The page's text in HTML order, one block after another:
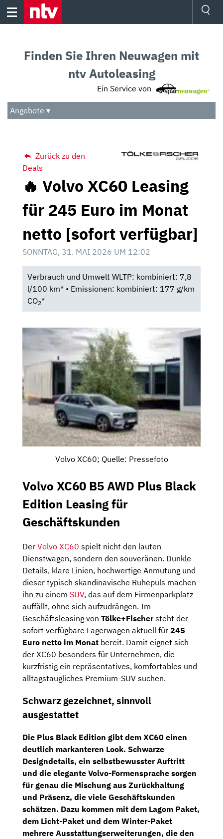
Skip
Audio
Das Beste
Finden Sie Ihren Neuwagen mit
ntv Autoleasing
Ein Service von
Angebote ▾
Zurück zu den
Deals
🔥 Volvo XC60 Leasing
für 245 Euro im Monat
netto [sofort verfügbar]
SONNTAG, 31. MAI 2026 UM 12:02
Verbrauch und Umwelt WLTP: kombiniert: 7,8
l/100 km* • Emissionen: kombiniert: 177 g/km
CO2*
Volvo XC60; Quelle: Pressefoto
Volvo XC60 B5 AWD Plus Black
Edition Leasing für
Geschäftskunden
Der Volvo XC60 spielt nicht den lauten
Dienstwagen, sondern den souveränen. Dunkle
Details, klare Linien, hochwertige Anmutung und
dieser typisch skandinavische Ruhepuls machen
ihn zu einem SUV, das auf dem Firmenparkplatz
auffällt, ohne sich aufzudrängen. Im
Geschäftsleasing von Tölke+Fischersteht der
sofort verfügbare Lagerwagen aktuell für 245
Euro netto im Monat bereit. Damit eignet sich
der XC60 besonders für Unternehmen, die
kurzfristig ein repräsentatives, komfortables und
alltagstaugliches Premium-SUV suchen.
Schwarz gezeichnet, sinnvoll
ausgestattet
Die Plus Black Edition gibt dem XC60 einen
deutlich markanteren Look. Schwarze
Designdetails, ein selbstbewusster Auftritt
und die elegante Volvo-Formensprache sorgen
für genau die Mischung aus Zurückhaltung
und Präsenz, die viele Geschäftskunden
schätzen. Dazu kommen mit dem Lagom Paket,
dem Licht-Paket und dem Winter-Paket
mehrere Ausstattungserweiterungen, die den